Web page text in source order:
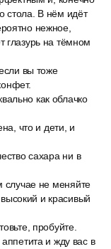
стола. В нём идёт
нежное,
глазурь на тёмном
вы тоже
как облачко
что и дети, и
сахара ни в
случае не меняйте
и красивый
пробуйте.
и жду вас в